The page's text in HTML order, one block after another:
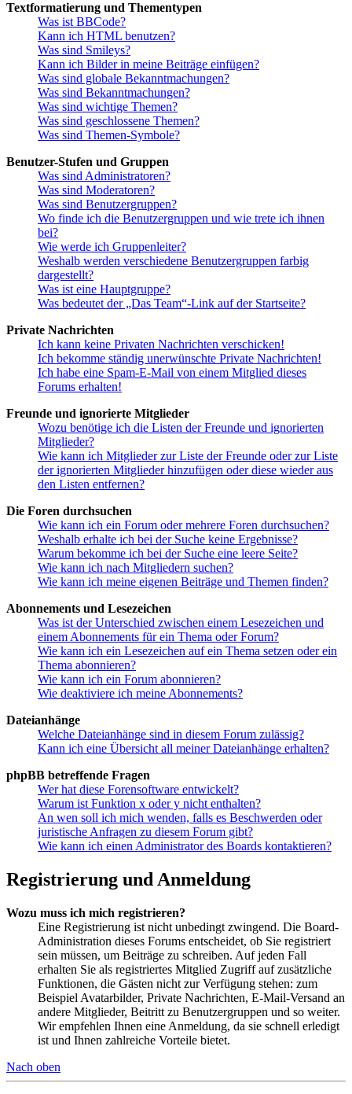
Textformatierung und Thementypen
Was ist BBCode?
Kann ich HTML benutzen?
Was sind Smileys?
Kann ich Bilder in meine Beiträge einfügen?
Was sind globale Bekanntmachungen?
Was sind Bekanntmachungen?
Was sind wichtige Themen?
Was sind geschlossene Themen?
Was sind Themen-Symbole?
Benutzer-Stufen und Gruppen
Was sind Administratoren?
Was sind Moderatoren?
Was sind Benutzergruppen?
Wo finde ich die Benutzergruppen und wie trete ich ihnen
bei?
Wie werde ich Gruppenleiter?
Weshalb werden verschiedene Benutzergruppen farbig
dargestellt?
Was ist eine Hauptgruppe?
Was bedeutet der „Das Team“-Link auf der Startseite?
Private Nachrichten
Ich kann keine Privaten Nachrichten verschicken!
Ich bekomme ständig unerwünschte Private Nachrichten!
Ich habe eine Spam-E-Mail von einem Mitglied dieses
Forums erhalten!
Freunde und ignorierte Mitglieder
Wozu benötige ich die Listen der Freunde und ignorierten
Mitglieder?
Wie kann ich Mitglieder zur Liste der Freunde oder zur Liste
der ignorierten Mitglieder hinzufügen oder diese wieder aus
den Listen entfernen?
Die Foren durchsuchen
Wie kann ich ein Forum oder mehrere Foren durchsuchen?
Weshalb erhalte ich bei der Suche keine Ergebnisse?
Warum bekomme ich bei der Suche eine leere Seite?
Wie kann ich nach Mitgliedern suchen?
Wie kann ich meine eigenen Beiträge und Themen finden?
Abonnements und Lesezeichen
Was ist der Unterschied zwischen einem Lesezeichen und
einem Abonnements für ein Thema oder Forum?
Wie kann ich ein Lesezeichen auf ein Thema setzen oder ein
Thema abonnieren?
Wie kann ich ein Forum abonnieren?
Wie deaktiviere ich meine Abonnements?
Dateianhänge
Welche Dateianhänge sind in diesem Forum zulässig?
Kann ich eine Übersicht all meiner Dateianhänge erhalten?
phpBB betreffende Fragen
Wer hat diese Forensoftware entwickelt?
Warum ist Funktion x oder y nicht enthalten?
An wen soll ich mich wenden, falls es Beschwerden oder
juristische Anfragen zu diesem Forum gibt?
Wie kann ich einen Administrator des Boards kontaktieren?
Registrierung und Anmeldung
Wozu muss ich mich registrieren?
Eine Registrierung ist nicht unbedingt zwingend. Die Board-
Administration dieses Forums entscheidet, ob Sie registriert
sein müssen, um Beiträge zu schreiben. Auf jeden Fall
erhalten Sie als registriertes Mitglied Zugriff auf zusätzliche
Funktionen, die Gästen nicht zur Verfügung stehen: zum
Beispiel Avatarbilder, Private Nachrichten, E-Mail-Versand an
andere Mitglieder, Beitritt zu Benutzergruppen und so weiter.
Wir empfehlen Ihnen eine Anmeldung, da sie schnell erledigt
ist und Ihnen zahlreiche Vorteile bietet.
Nach oben